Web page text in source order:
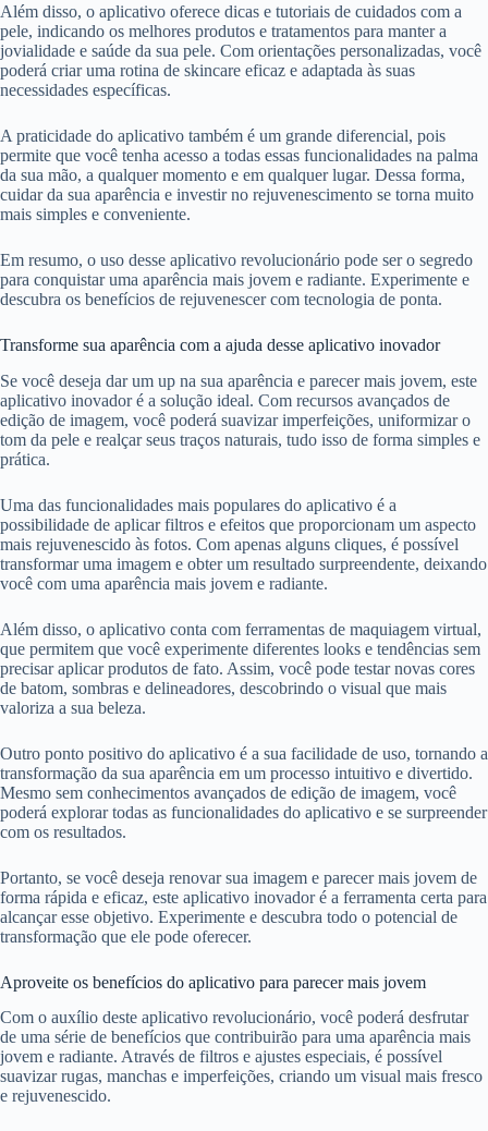
Além disso, o aplicativo oferece dicas e tutoriais de cuidados com a
pele, indicando os melhores produtos e tratamentos para manter a
jovialidade e saúde da sua pele. Com orientações personalizadas, você
poderá criar uma rotina de skincare eficaz e adaptada às suas
necessidades específicas.
A praticidade do aplicativo também é um grande diferencial, pois
permite que você tenha acesso a todas essas funcionalidades na palma
da sua mão, a qualquer momento e em qualquer lugar. Dessa forma,
cuidar da sua aparência e investir no rejuvenescimento se torna muito
mais simples e conveniente.
Em resumo, o uso desse aplicativo revolucionário pode ser o segredo
para conquistar uma aparência mais jovem e radiante. Experimente e
descubra os benefícios de rejuvenescer com tecnologia de ponta.
Transforme sua aparência com a ajuda desse aplicativo inovador
Se você deseja dar um up na sua aparência e parecer mais jovem, este
aplicativo inovador é a solução ideal. Com recursos avançados de
edição de imagem, você poderá suavizar imperfeições, uniformizar o
tom da pele e realçar seus traços naturais, tudo isso de forma simples e
prática.
Uma das funcionalidades mais populares do aplicativo é a
possibilidade de aplicar filtros e efeitos que proporcionam um aspecto
mais rejuvenescido às fotos. Com apenas alguns cliques, é possível
transformar uma imagem e obter um resultado surpreendente, deixando
você com uma aparência mais jovem e radiante.
Além disso, o aplicativo conta com ferramentas de maquiagem virtual,
que permitem que você experimente diferentes looks e tendências sem
precisar aplicar produtos de fato. Assim, você pode testar novas cores
de batom, sombras e delineadores, descobrindo o visual que mais
valoriza a sua beleza.
Outro ponto positivo do aplicativo é a sua facilidade de uso, tornando a
transformação da sua aparência em um processo intuitivo e divertido.
Mesmo sem conhecimentos avançados de edição de imagem, você
poderá explorar todas as funcionalidades do aplicativo e se surpreender
com os resultados.
Portanto, se você deseja renovar sua imagem e parecer mais jovem de
forma rápida e eficaz, este aplicativo inovador é a ferramenta certa para
alcançar esse objetivo. Experimente e descubra todo o potencial de
transformação que ele pode oferecer.
Aproveite os benefícios do aplicativo para parecer mais jovem
Com o auxílio deste aplicativo revolucionário, você poderá desfrutar
de uma série de benefícios que contribuirão para uma aparência mais
jovem e radiante. Através de filtros e ajustes especiais, é possível
suavizar rugas, manchas e imperfeições, criando um visual mais fresco
e rejuvenescido.